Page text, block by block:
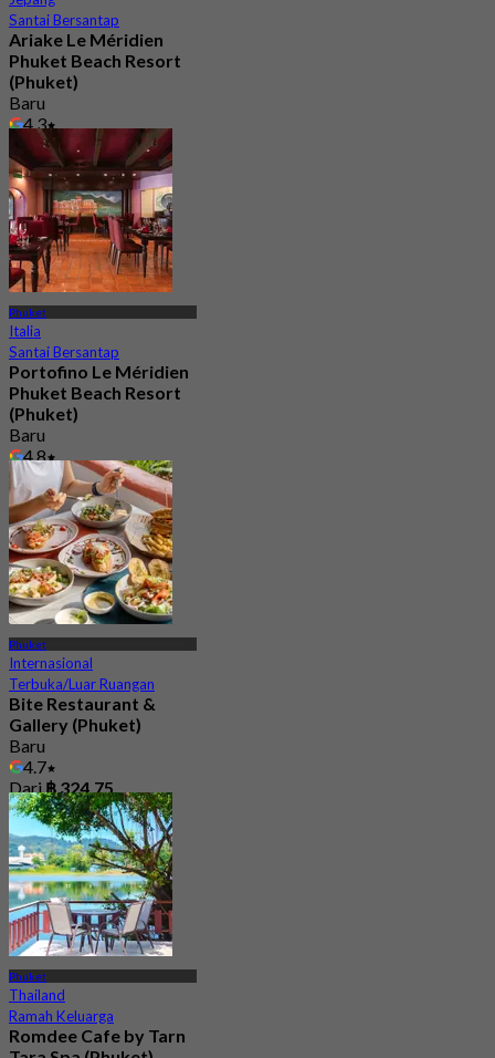
Santai Bersantap
Ariake Le Méridien
Phuket Beach Resort
(Phuket)
Baru
4.3
Dari฿ 890
Phuket
Italia
Santai Bersantap
Portofino Le Méridien
Phuket Beach Resort
(Phuket)
Baru
4.8
Dari ฿ 890
Phuket
Internasional
Terbuka/Luar Ruangan
Bite Restaurant &
Gallery (Phuket)
Baru
4.7
Dari ฿ 324.75
Phuket
Thailand
Ramah Keluarga
Romdee Cafe by Tarn